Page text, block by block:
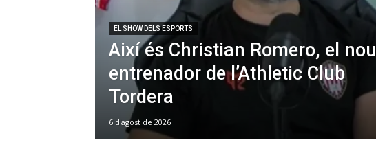
EL SHOW DELS ESPORTS
Així és Christian Romero, el nou
entrenador de l’Athletic Club
Tordera
6 d'agost de 2026